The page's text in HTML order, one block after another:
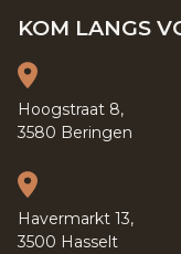
KOM LANGS
Hoogstraat 8,
3580 Beringen
Havermarkt 13,
3500 Hasselt